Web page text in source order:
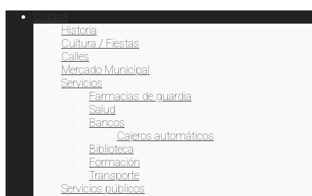
Ciudad
Historia
Cultura / Fiestas
Calles
Mercado Municipal
Servicios
Farmacias de guardia
Salud
Bancos
Cajeros automáticos
Biblioteca
Formación
Transporte
Servicios públicos